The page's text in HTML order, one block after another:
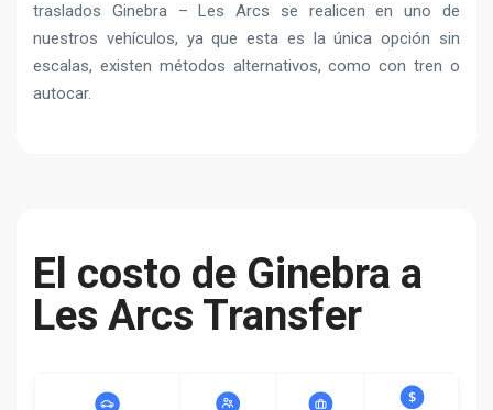
traslados Ginebra – Les Arcs se realicen en uno de
nuestros vehículos, ya que esta es la única opción sin
escalas, existen métodos alternativos, como con tren o
autocar.
El costo de Ginebra a
Les Arcs Transfer